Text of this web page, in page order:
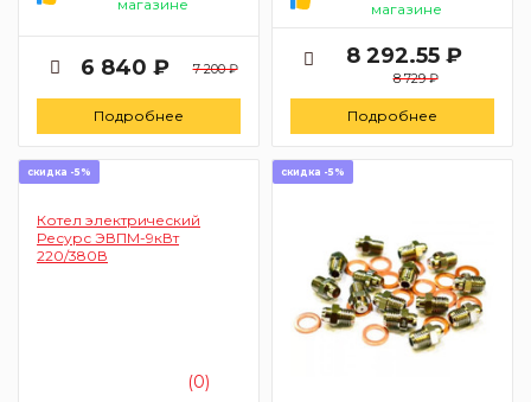
магазине
6 840 ₽ 7 200 ₽
Подробнее
магазине
8 292.55 ₽
8 729 ₽
Подробнее
скидка -5%
Котел электрический
Ресурс ЭВПМ-9кВт
220/380В
(0)
скидка -5%